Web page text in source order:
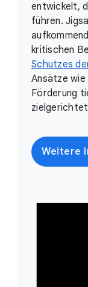
entwickelt,
führen.
kritischen
Schutzes
Ansätze wie
Förderung
Weitere